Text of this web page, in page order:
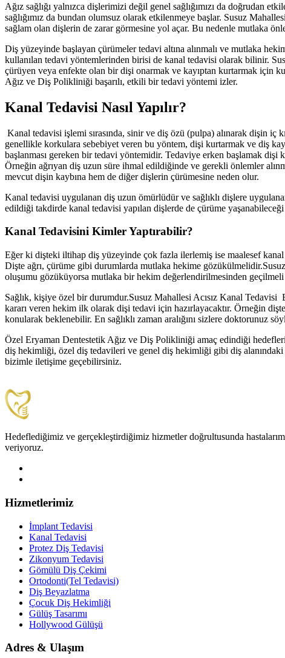
Ağız sağlığı yalnızca dişlerimizi değil genel sağlığımızı da doğrudan
sağlığımız da bundan olumsuz olarak etkilenmeye başlar. Susuz
sağlam olan dişlerin de zarar görmesine yol açar. Bu nedenle mutlaka
Diş yüzeyinde başlayan çürümeler tedavi altına alınmalı ve mutlaka
kullanılan tedavi yöntemlerinden birisi de kanal tedavisi olarak bilinir.
çürüyen veya enfekte olan bir dişi onarmak ve kayıptan kurtarmak için
Ağız ve Diş Polikliniği başarılı, etkili bir tedavi yöntemi izler.
Kanal Tedavisi Nasıl Yapılır?
Kanal tedavisi işlemi sırasında, sinir ve diş özü (pulpa) alınarak dişin iç
genellikle korkulara sebebiyet veren bu yöntem, dişi kurtarmak ve diş
başlanması gereken bir tedavi yöntemidir. Tedaviye erken başlamak dişi
Örneğin ağrıyan diş uzun süre ihmal edildiğinde ve gerekli önlemler
mevcut dişin kaybına hem de diğer dişlerin çürümesine neden olur.
Kanal tedavisi uygulanan diş uzun ömürlüdür ve sağlıklı dişlere
edildiği takdirde kanal tedavisi yapılan dişlerde de çürüme yaşanabileceği
Kanal Tedavisini Kimler Yaptırabilir?
Eğer ki dişteki iltihap diş yüzeyinde çok fazla ilerlemiş ise maalesef
Dişte ağrı, çürüme gibi durumlarda mutlaka hekime
oluşumu gözüküyorsa mutlaka bir hekim değerlendirilmesinden
Sağlık, kişiye özel bir durumdur.Susuz Mahallesi Acısız Kanal
kararı veren hekim ilk olarak dişi tedavi için hazırlayacaktır. Örneğin
konularak beklenebilir. En sağlıklı zaman aralığını sizlere doktorunuz
Özel Eryaman Dentestetik Ağız ve Diş Polikliniği amaç edindiği
diş hekimliği, özel diş tedavileri ve genel diş hekimliği gibi diş
bizimle iletişime geçebilirsiniz.
Hedeflediğimiz ve gerçekleştirdiğimiz hizmetler doğrultusunda
veriyoruz.
Hizmetlerimiz
İmplant Tedavisi
Kanal Tedavisi
Protez Diş Tedavisi
Zikonyum Tedavisi
Gömülü Diş Çekimi
Ortodonti(Tel Tedavisi)
Diş Beyazlatma
Çocuk Diş Hekimliği
Gülüş Tasarımı
Hollywood Gülüşü
Adres & Ulaşım